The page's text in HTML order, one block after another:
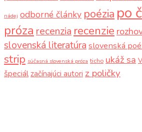
nádej odborné články poézia po
próza recenzia recenzie
slovenská literatúra slovenská
strip súčasná slovenská próza ticho ukáž sa
špeciál začínajúci autori z poličky